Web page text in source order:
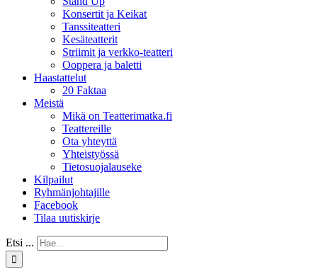
Konsertit ja Keikat
Tanssiteatteri
Kesäteatterit
Striimit ja verkko-teatteri
Ooppera ja baletti
Haastattelut
20 Faktaa
Meistä
Mikä on Teatterimatka.fi
Teattereille
Ota yhteyttä
Yhteistyössä
Tietosuojalauseke
Kilpailut
Ryhmänjohtajille
Facebook
Tilaa uutiskirje
Etsi ...